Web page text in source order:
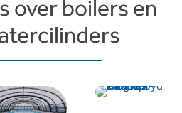
over boilers en